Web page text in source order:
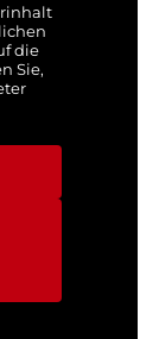
die
Sie,